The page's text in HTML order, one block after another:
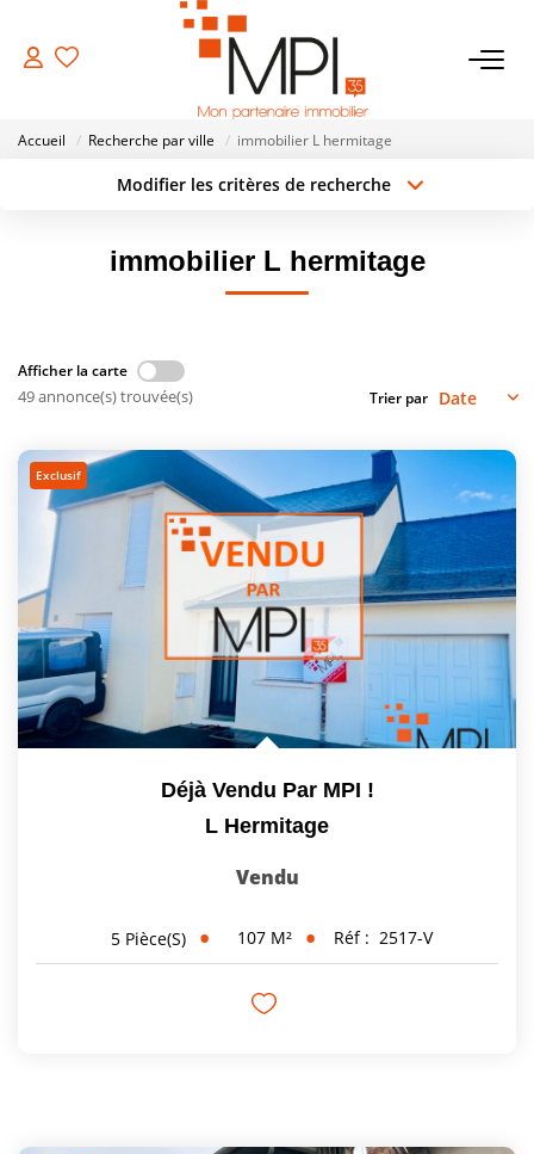
VENTES
Biens À Vendre
LOCATIONS
NOTRE AGENCE
NOS SERVICES
Vendre
Louer/faire Gérer
Simulateurs
Nos Outils Pour Vendre
ACTUALITÉS
Accueil Recherche par ville immobilier L hermitage
Modifier les critères de recherche
Type de bien
Plus de critères Créer une alerte
immobilier L hermitage
Afficher la carte
49 annonce(s) trouvée(s) Trier par
Exclusif
Déjà Vendu Par MPI !
L Hermitage
Vendu
5 Pièce(s) 107 M² Réf : 2517-V